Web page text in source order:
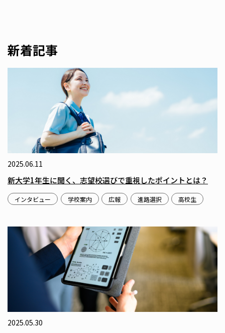
新着記事
2025.06.11
新大学1年生に聞く、志望校選びで重視したポイントとは？
インタビュー 学校案内 広報 進路選択 高校生
2025.05.30